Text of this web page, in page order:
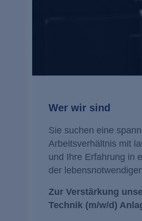
Wer wir sind
Sie suchen eine
Arbeitsverhältnis mit
und Ihre Erfahrung in
der
Zur Verstärkung
Technik (m/w/d)